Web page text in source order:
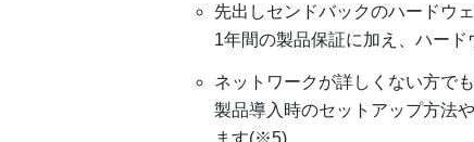
先出しセンドバックのハードウ
1年間の製品保証に加え、ハー
ネットワークが詳しくない方で
製品導入時のセットアップ方法
ます(※5)